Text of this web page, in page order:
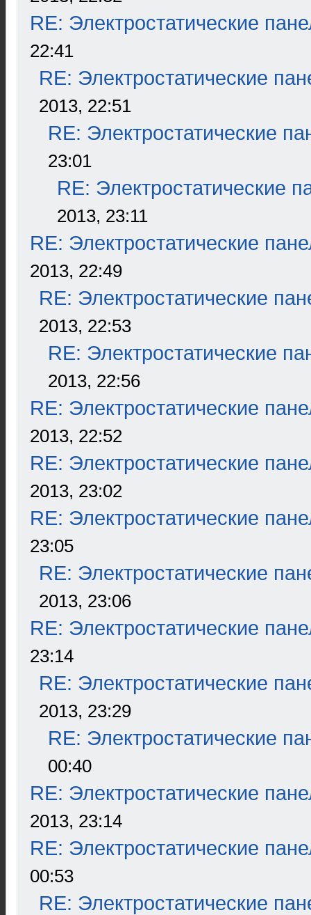
RE: Электростатические
22:41
RE: Электростатические
2013, 22:51
RE: Электростатические
23:01
RE: Электростатические
2013, 23:11
RE: Электростатические
2013, 22:49
RE: Электростатические
2013, 22:53
RE: Электростатические
2013, 22:56
RE: Электростатические
2013, 22:52
RE: Электростатические
2013, 23:02
RE: Электростатические
23:05
RE: Электростатические
2013, 23:06
RE: Электростатические
23:14
RE: Электростатические
2013, 23:29
RE: Электростатические
00:40
RE: Электростатические
2013, 23:14
RE: Электростатические
00:53
RE: Электростатические